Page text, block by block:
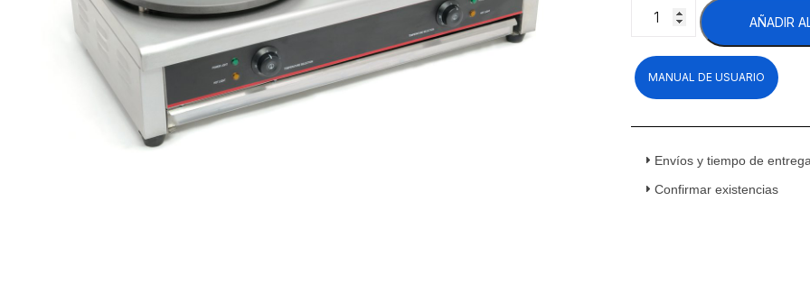
Crepera
Doble
Eléctrica
220
AÑADIR
MANUAL DE USUARIO
Envíos y tiempo de entrega
Confirmar existencias